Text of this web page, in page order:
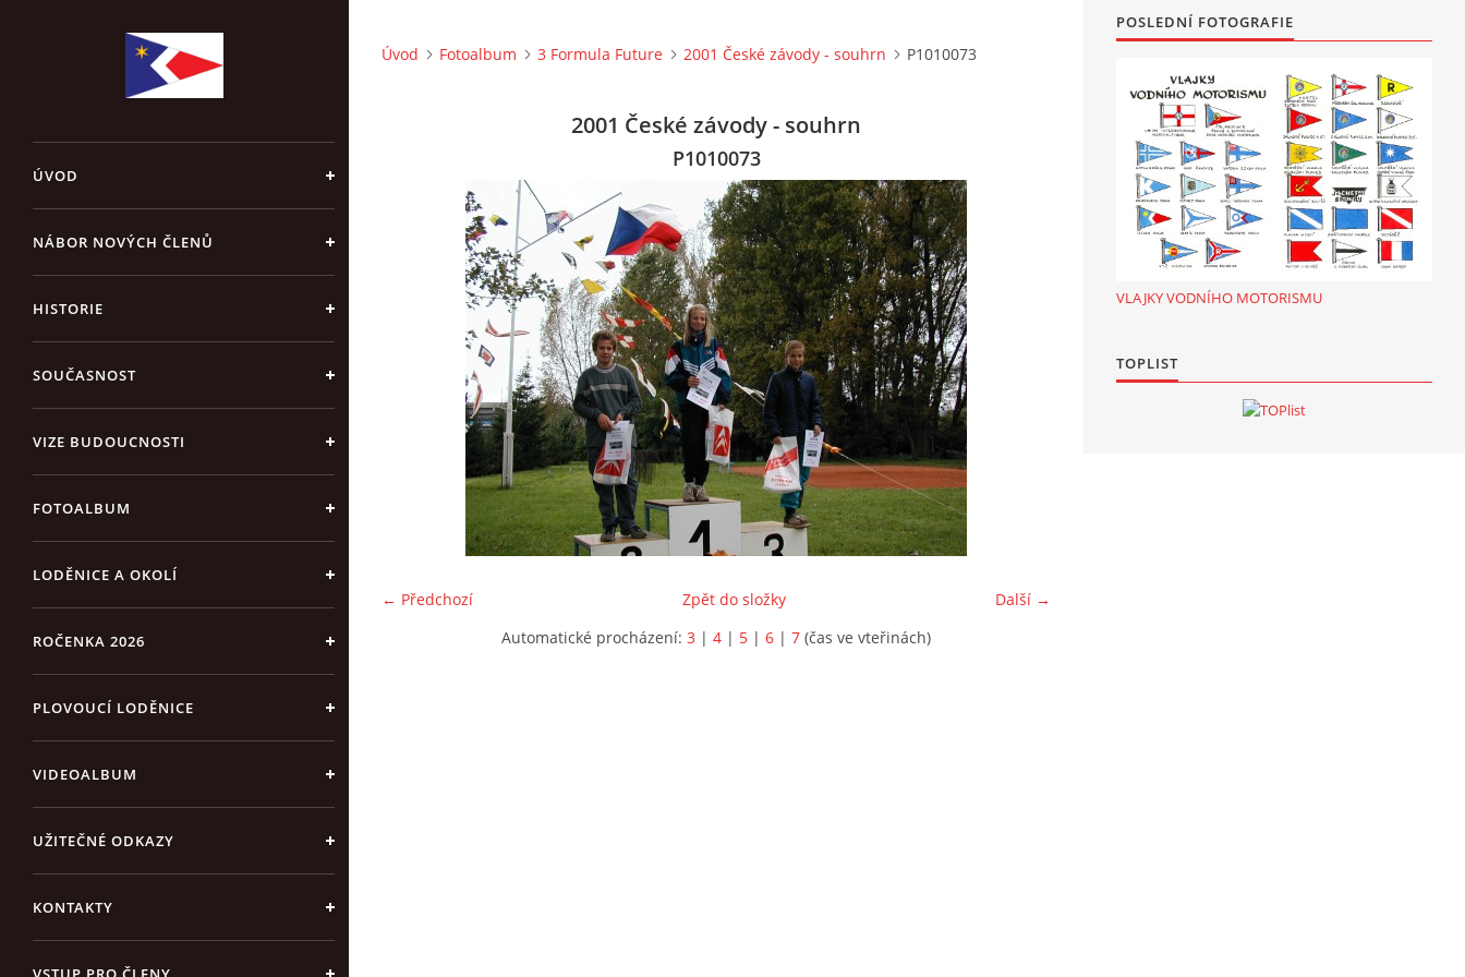
ÚVOD
NÁBOR NOVÝCH ČLENŮ
HISTORIE
SOUČASNOST
VIZE BUDOUCNOSTI
FOTOALBUM
LODĚNICE A OKOLÍ
ROČENKA 2026
PLOVOUCÍ LODĚNICE
VIDEOALBUM
UŽITEČNÉ ODKAZY
KONTAKTY
Úvod Fotoalbum 3 Formula Future 2001 České závody - souhrn P1010073
2001 České závody - souhrn
P1010073
← Předchozí Další →
Zpět do složky
Automatické procházení: 3 | 4 | 5 | 6 | 7 (čas ve vteřinách)
POSLEDNÍ FOTOGRAFIE
VLAJKY VODNÍHO MOTORISMU
TOPLIST